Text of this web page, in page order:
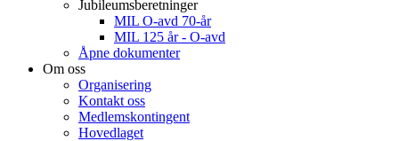
Jubileumsberetninger
MIL O-avd 70-år
MIL 125 år - O-avd
Åpne dokumenter
Om oss
Organisering
Kontakt oss
Medlemskontingent
Hovedlaget